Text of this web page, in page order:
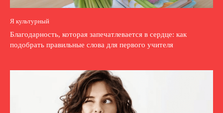
Я культурный
Благодарность, которая запечатлевается в сердце: как
подобрать правильные слова для первого учителя